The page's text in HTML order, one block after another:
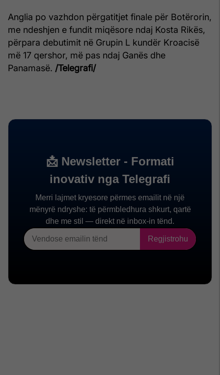
Anglia po vazhdon përgatitjet finale për Botërorin,
me ndeshjen e fundit miqësore ndaj Kosta Rikës,
përpara debutimit në Grupin L kundër Kroacisë
më 17 qershor, më pas ndaj Ganës dhe
Panamasë. /Telegrafi/